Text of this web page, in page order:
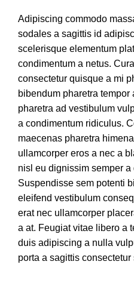
Adipiscing commodo
sodales a sagittis id
scelerisque elementum
condimentum a netus.
consectetur quisque a mi
bibendum pharetra tempor
pharetra ad vestibulum
a condimentum ridiculus.
maecenas pharetra
ullamcorper eros a nec a
nisl eu dignissim semper
Suspendisse sem potenti
eleifend vestibulum
erat nec ullamcorper
a at. Feugiat vitae libero a
duis adipiscing a nulla
porta a sagittis